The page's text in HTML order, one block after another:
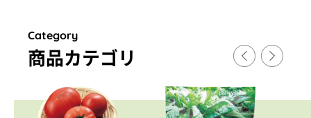
Category
商品カテゴリ